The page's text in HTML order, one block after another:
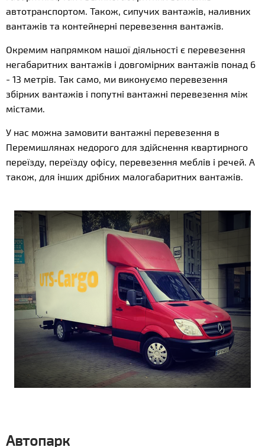
автотранспортом. Також, сипучих вантажів, наливних
вантажів та контейнерні перевезення вантажів.
Окремим напрямком нашої діяльності є перевезення
негабаритних вантажів і довгомірних вантажів понад 6
- 13 метрів. Так само, ми виконуємо перевезення
збірних вантажів і попутні вантажні перевезення між
містами.
У нас можна замовити вантажні перевезення в
Перемишлянах недорого для здійснення квартирного
переїзду, переїзду офісу, перевезення меблів і речей. А
також, для інших дрібних малогабаритних вантажів.
Автопарк